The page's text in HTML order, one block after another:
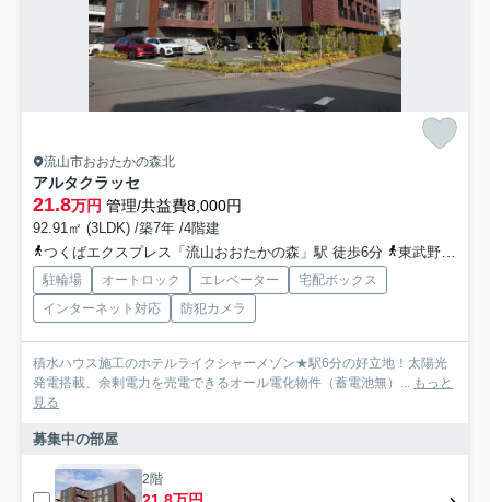
流山市おおたかの森北
アルタクラッセ
21.8万円 管理/共益費8,000円
92.91㎡ (3LDK) /築7年 /4階建
つくばエクスプレス「流山おおたかの森」駅 徒歩6分
東武野田線「流山おおたかの森」駅 徒歩6分
駐輪場 オートロック エレベーター
宅配ボックス
インターネット対応
防犯カメラ
積水ハウス施工のホテルライクシャーメゾン★駅6分の好立地！太陽光
発電搭載、余剰電力を売電できるオール電化物件（蓄電池無）... もっと
見る
募集中の部屋
2階